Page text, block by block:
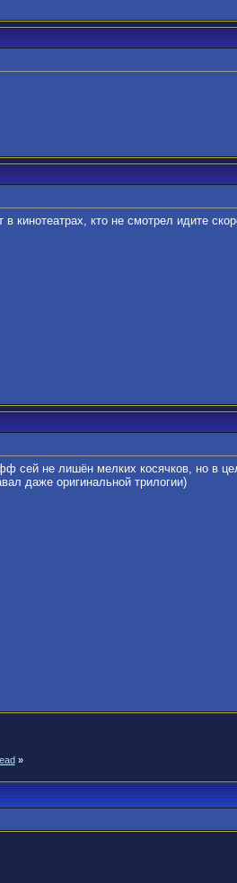
кто не смотрел идите
сей не лишён мелких косячков, но в
даже оригинальной трилогии)
»